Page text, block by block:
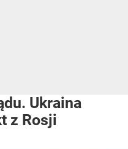
Ukraina
z Rosji